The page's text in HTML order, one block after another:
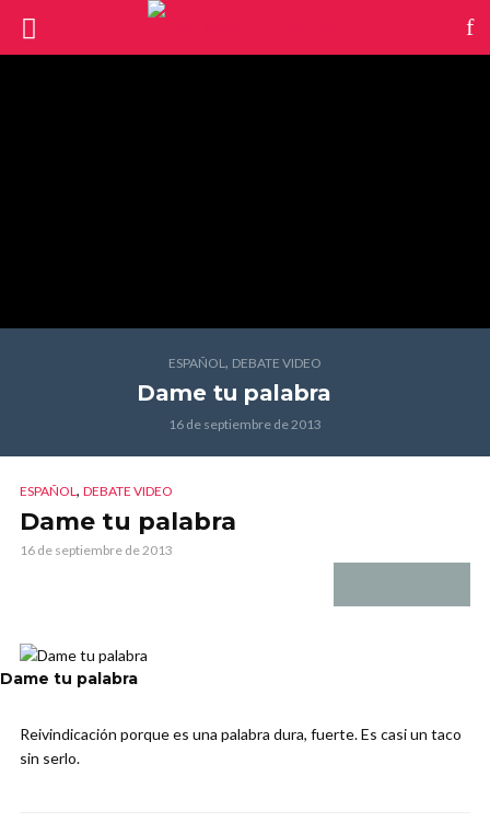
ESPAÑOL, DEBATE VIDEO
Dame tu palabra
16 de septiembre de 2013
ESPAÑOL, DEBATE VIDEO
Dame tu palabra
16 de septiembre de 2013
Dame tu palabra
Reivindicación porque es una palabra dura, fuerte. Es casi un taco
sin serlo.